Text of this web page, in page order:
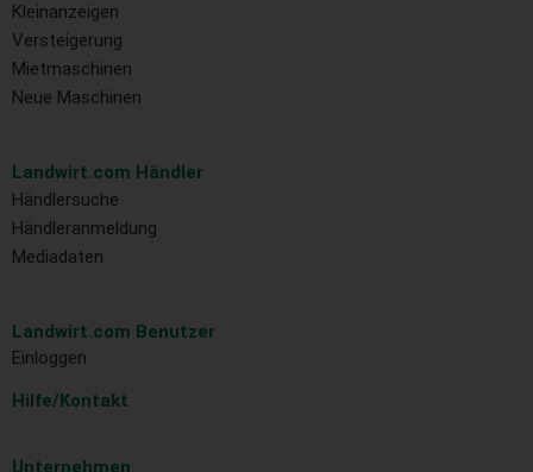
Kleinanzeigen
Versteigerung
Mietmaschinen
Neue Maschinen
Landwirt.com Händler
Händlersuche
Händleranmeldung
Mediadaten
Landwirt.com Benutzer
Einloggen
Hilfe/Kontakt
Unternehmen